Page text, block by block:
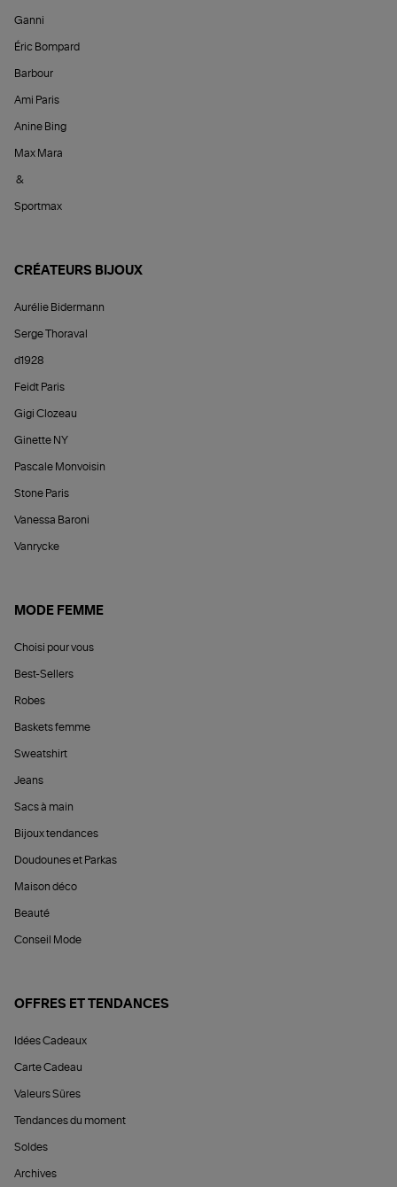
Ganni
Éric Bompard
Barbour
Ami Paris
Anine Bing
Max Mara
&
Sportmax
CRÉATEURS BIJOUX
Aurélie Bidermann
Serge Thoraval
d1928
Feidt Paris
Gigi Clozeau
Ginette NY
Pascale Monvoisin
Stone Paris
Vanessa Baroni
Vanrycke
MODE FEMME
Choisi pour vous
Best-Sellers
Robes
Baskets femme
Sweatshirt
Jeans
Sacs à main
Bijoux tendances
Doudounes et Parkas
Maison déco
Beauté
Conseil Mode
OFFRES ET TENDANCES
Idées Cadeaux
Carte Cadeau
Valeurs Sûres
Tendances du moment
Soldes
Archives